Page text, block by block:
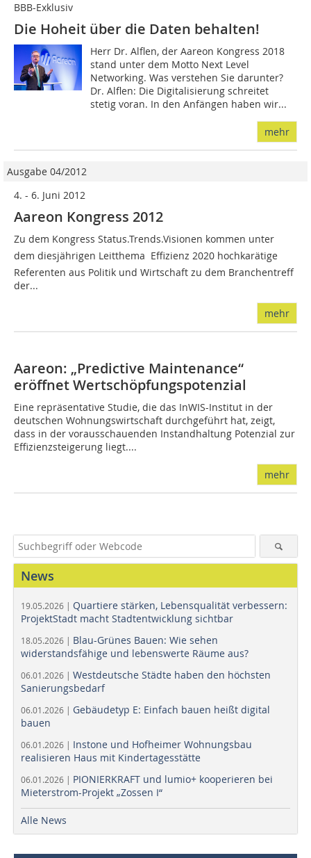
BBB-Exklusiv
Die Hoheit über die Daten behalten!
Herr Dr. Alflen, der Aareon Kongress 2018
stand unter dem Motto Next Level
Networking. Was verstehen Sie darunter?
Dr. Alflen: Die Digitalisierung schreitet
stetig voran. In den Anfängen haben wir...
mehr
Ausgabe 04/2012
4. - 6. Juni 2012
Aareon Kongress 2012
Zu dem Kongress Status.Trends.Visionen kommen unter
dem diesjährigen Leitthema  Effizienz 2020 hochkarätige
Referenten aus Politik und Wirtschaft zu dem Branchentreff
der...
mehr
Aareon: „Predictive Maintenance“
eröffnet Wertschöpfungs­potenzial
Eine repräsentative Studie, die das InWIS-Institut in der
deutschen Wohnungswirtschaft durchgeführt hat, zeigt,
dass in der vorausschauenden Instandhaltung Potenzial zur
Effizienzsteigerung liegt....
mehr
News
19.05.2026 | Quartiere stärken, Lebensqualität verbessern:
ProjektStadt macht Stadtentwicklung sichtbar
18.05.2026 | Blau-Grünes Bauen: Wie sehen
widerstandsfähige und lebenswerte Räume aus?
06.01.2026 | Westdeutsche Städte haben den höchsten
Sanierungsbedarf
06.01.2026 | Gebäudetyp E: Einfach bauen heißt digital
bauen
06.01.2026 | Instone und Hofheimer Wohnungsbau
realisieren Haus mit Kindertagesstätte
06.01.2026 | PIONIERKRAFT und lumio+ kooperieren bei
Mieterstrom-Projekt „Zossen I“
Alle News